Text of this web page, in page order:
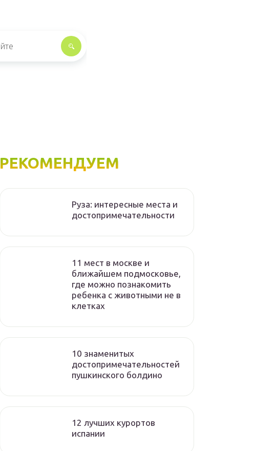
РЕКОМЕНДУЕМ
Руза: интересные места и
достопримечательности
11 мест в москве и
ближайшем подмосковье,
где можно познакомить
ребенка с животными не в
клетках
10 знаменитых
достопримечательностей
пушкинского болдино
12 лучших курортов
испании